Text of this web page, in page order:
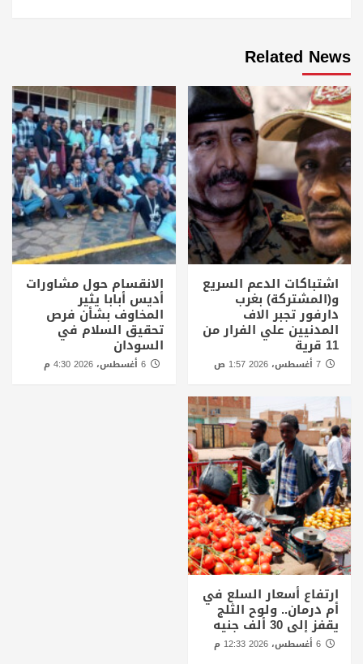
Related News
اشتباكات الدعم السريع
و(المشتركة) بغرب
دارفور تجبر الاف
المدنيين علي الفرار من
11 قرية
الانقسام حول مشاورات
أديس أبابا يثير
المخاوف بشأن فرص
تحقيق السلام في
السودان
6 أغسطس، 2026 4:30 م
ارتفاع أسعار السلع في
أم درمان.. ولوح الثلج
يقفز إلى 30 ألف جنيه